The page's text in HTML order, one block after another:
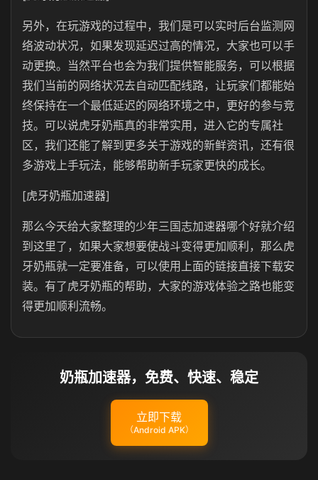
另外，在玩游戏的过程中，我们是可以实时后台监测网
络波动状况，如果发现延迟过高的情况，大家也可以手
动更换。当然平台也会为我们提供智能服务，可以根据
我们当前的网络状况去自动匹配线路，让玩家们都能始
终保持在一个最低延迟的网络环境之中，更好的参与竞
技。可以说虎牙奶瓶真的非常实用，进入它的专属社
区，我们还能了解到更多关于游戏的新鲜资讯，还有很
多游戏上手玩法，能够帮助新手玩家更快的成长。
[虎牙奶瓶加速器]
那么今天给大家整理的少年三国志加速器哪个好就介绍
到这里了，如果大家想要使战斗变得更加顺利，那么虎
牙奶瓶就一定要准备，可以使用上面的链接直接下载安
装。有了虎牙奶瓶的帮助，大家的游戏体验之路也能变
得更加顺利流畅。
奶瓶加速器，免费、快速、稳定
立即下载
（Android APK）